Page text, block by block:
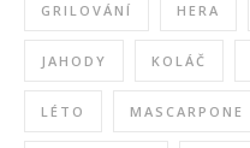
GRILOVÁNÍ HERA
JAHODY KOLÁČ
LÉTO MASCARPONE